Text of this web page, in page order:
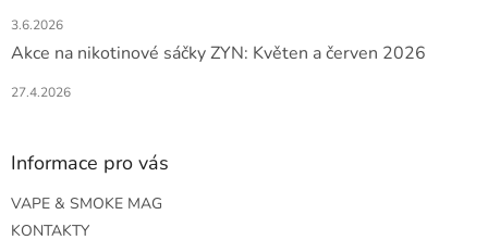
3.6.2026
Akce na nikotinové sáčky ZYN: Květen a červen 2026
27.4.2026
Informace pro vás
VAPE & SMOKE MAG
KONTAKTY